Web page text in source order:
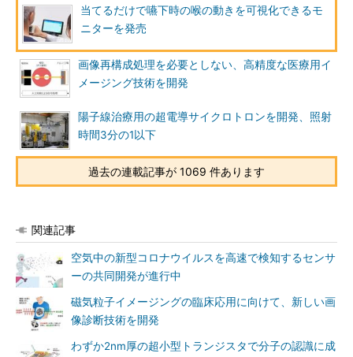
当てるだけで嚥下時の喉の動きを可視化できるモ
ニターを発売
画像再構成処理を必要としない、高精度な医療用イ
メージング技術を開発
陽子線治療用の超電導サイクロトロンを開発、照射
時間3分の1以下
過去の連載記事が 1069 件あります
関連記事
空気中の新型コロナウイルスを高速で検知するセンサ
ーの共同開発が進行中
磁気粒子イメージングの臨床応用に向けて、新しい画
像診断技術を開発
わずか2nm厚の超小型トランジスタで分子の認識に成